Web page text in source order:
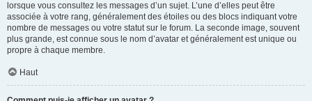
lorsque vous consultez les messages d’un sujet. L’une d’elles peut être
associée à votre rang, généralement des étoiles ou des blocs indiquant votre
nombre de messages ou votre statut sur le forum. La seconde image, souvent
plus grande, est connue sous le nom d’avatar et généralement est unique ou
propre à chaque membre.
Haut